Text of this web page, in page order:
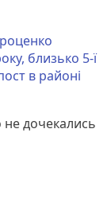
близько 5-ї
в районі
не дочекались